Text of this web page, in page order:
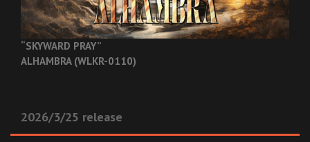
“SKYWARD PRAY”
ALHAMBRA (WLKR-0110)
2026/3/25 release